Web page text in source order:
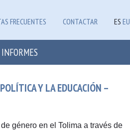
FRECUENTES CONTACTAR ES EU
Y LA EDUCACIÓN –
género en el Tolima a través de